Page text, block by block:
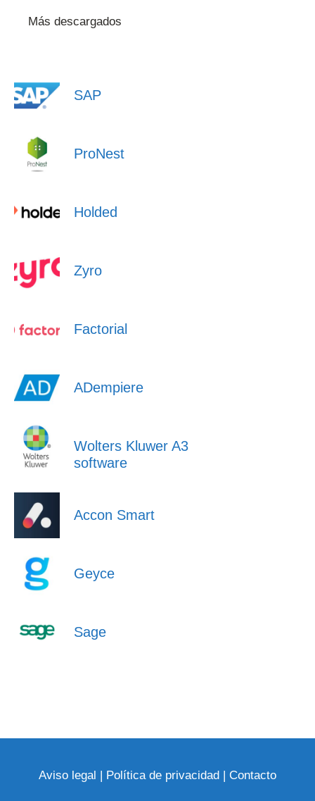
Más descargados
SAP
ProNest
Holded
Zyro
Factorial
ADempiere
Wolters Kluwer A3
software
Accon Smart
Geyce
Sage
Aviso legal | Política de privacidad | Contacto